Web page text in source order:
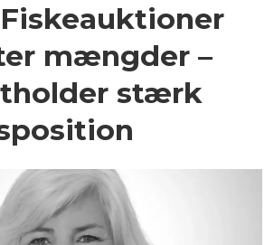
mængder –
stærk